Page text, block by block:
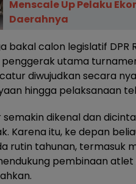
Menscale Up Pelaku
Daerahnya
bakal calon legislatif DPR
utama
diwujudkan secara
hingga pelaksanaan
semakin dikenal dan
Karena itu, ke depan
rutin tahunan, termasuk
pembinaan atlet